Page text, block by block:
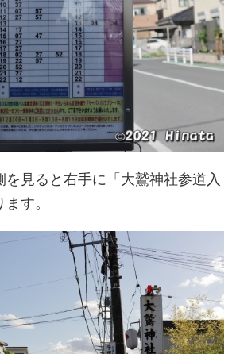
を見ると右手に「大鷲神社参道入
す。